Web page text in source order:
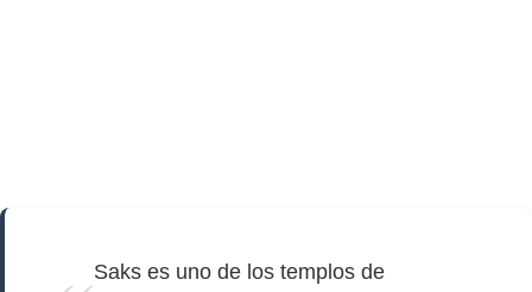
Saks es uno de los templos de